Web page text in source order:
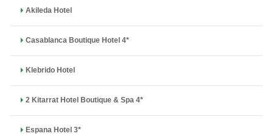
Akileda Hotel
Casablanca Boutique Hotel 4*
Klebrido Hotel
2 Kitarrat Hotel Boutique & Spa 4*
Espana Hotel 3*